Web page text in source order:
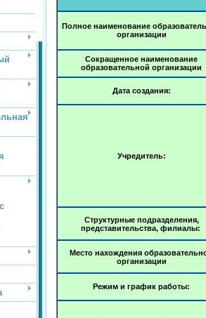
Полное наименование
организации
Сокращенное наименование
образовательной организации
Дата создания:
Учредитель:
Структурные подразделения,
представительства, филиалы:
Место нахождения
организации
Режим и график работы: